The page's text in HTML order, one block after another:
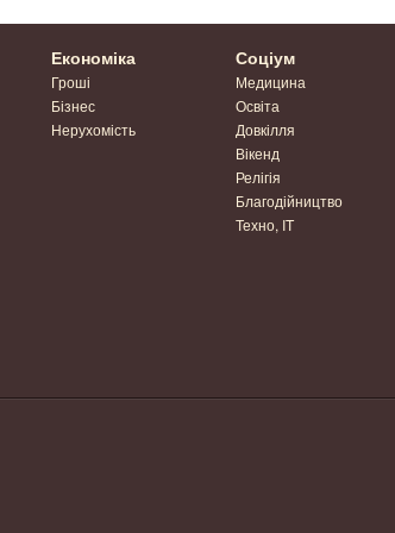
Економіка
Гроші
Бізнес
Нерухомість
Соціум
Медицина
Освіта
Довкілля
Вікенд
Релігія
Благодійництво
Техно, IT